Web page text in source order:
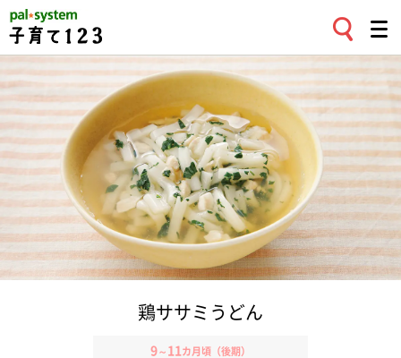
鶏ササミうどん
9～ 11 カ月頃（後期）